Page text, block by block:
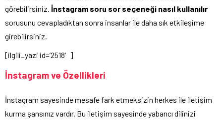
görebilirsiniz. İnstagram soru sor seçeneği nasıl kullanılır
sorusunu cevapladıktan sonra insanlar ile daha sık etkileşime
girebilirsiniz.
[ilgili_yazi id=’2518′]
İnstagram ve Özellikleri
İnstagram sayesinde mesafe fark etmeksizin herkes ile iletişim
kurma şansınız vardır. Bu iletişim sayesinde yabancı dilinizi